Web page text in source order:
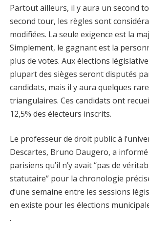
Partout ailleurs, il y aura un second
second tour, les règles sont
modifiées. La seule exigence est la
Simplement, le gagnant est la
plus de votes. Aux élections
plupart des sièges seront disputés
candidats, mais il y aura quelques
triangulaires. Ces candidats ont
12,5% des électeurs inscrits.
Le professeur de droit public à
Descartes, Bruno Daugero, a
parisiens qu’il n’y avait “pas de
statutaire” pour la chronologie
d’une semaine entre les sessions
en existe pour les élections
.